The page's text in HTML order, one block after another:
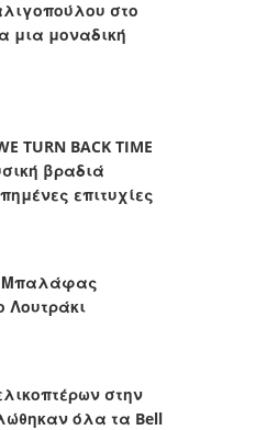
στο
μια μοναδική
TURN BACK TIME
βραδιά
επιτυχίες
Μπαλάφας
Λουτράκι
στην
όλα τα Bell